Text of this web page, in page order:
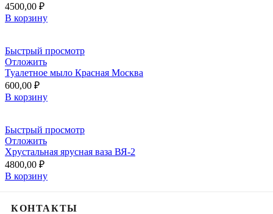
4500,00 ₽
В корзину
Быстрый просмотр
Отложить
Туалетное мыло Красная Москва
600,00 ₽
В корзину
Быстрый просмотр
Отложить
Хрустальная ярусная ваза ВЯ-2
4800,00 ₽
В корзину
КОНТАКТЫ